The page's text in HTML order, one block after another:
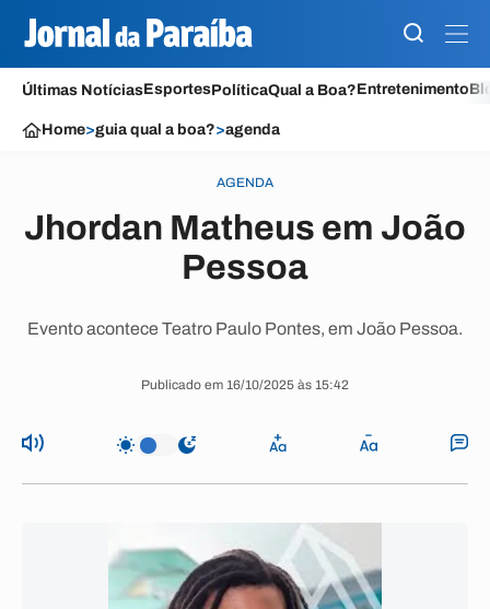
Últimas NotíciasEsportesPolíticaQual a Boa?Entretenimento
Home>guia qual a boa?>agenda
AGENDA
Jhordan Matheus em João
Pessoa
Evento acontece Teatro Paulo Pontes, em João Pessoa.
Publicado em 16/10/2025 às 15:42